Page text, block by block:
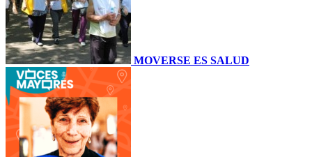
MOVERSE ES SALUD